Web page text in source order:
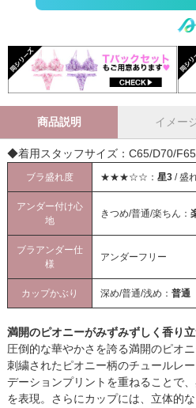
商品説明 イメー
◆着用スタッフサイズ：C65/D70/
ブラ盛れ度 ★★★☆☆： 星3/ 盛
アンダー付け心
地
きつめ/普通/楽ちん：
ブラアンダー仕
様
アンダーフリー
カップかぶり 深め/普通/浅め： 普通
満開のピオニーがみずみずしく香り
圧倒的な華やかさを誇る満開のピオ
刺繍されたピオニー柄のチュールレ
デーションプリントを重ねることで
を表現。さらにカップには、立体的